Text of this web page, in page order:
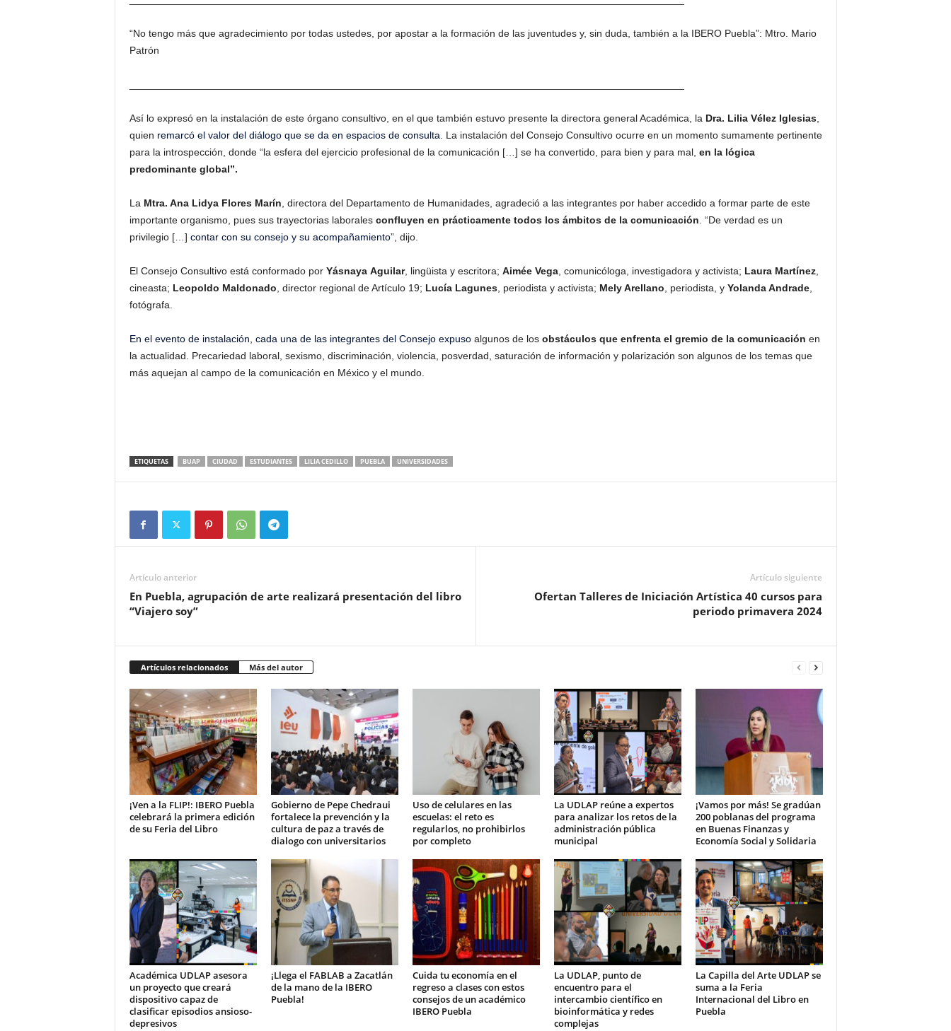
“No tengo más que agradecimiento por todas ustedes, por apostar a la formación de las juventudes y, sin duda, también a la IBERO Puebla”: Mtro. Mario
Patrón
Así lo expresó en la instalación de este órgano consultivo, en el que también estuvo presente la directora general Académica, la Dra. Lilia Vélez Iglesias,
quien remarcó el valor del diálogo que se da en espacios de consulta. La instalación del Consejo Consultivo ocurre en un momento sumamente pertinente
para la introspección, donde “la esfera del ejercicio profesional de la comunicación […] se ha convertido, para bien y para mal, en la lógica
predominante global”.
La Mtra. Ana Lidya Flores Marín, directora del Departamento de Humanidades, agradeció a las integrantes por haber accedido a formar parte de este
importante organismo, pues sus trayectorias laborales confluyen en prácticamente todos los ámbitos de la comunicación. “De verdad es un
privilegio […] contar con su consejo y su acompañamiento”, dijo.
El Consejo Consultivo está conformado por YásnayaAguilar, lingüista y escritora; AiméeVega, comunicóloga, investigadora y activista; Laura Martínez,
cineasta; Leopoldo Maldonado, director regional de Artículo 19; Lucía Lagunes, periodista y activista; Mely Arellano, periodista, y Yolanda Andrade,
fotógrafa.
En el evento de instalación, cada una de las integrantes del Consejo expusoalgunos de los obstáculos que enfrenta el gremio de la comunicación en
la actualidad. Precariedad laboral, sexismo, discriminación, violencia, posverdad, saturación de información y polarización son algunos de los temas que
más aquejan al campo de la comunicación en México y el mundo.
ETIQUETAS BUAP CIUDAD ESTUDIANTES LILIA CEDILLO PUEBLA UNIVERSIDADES
Artículo anterior
En Puebla, agrupación de arte realizará presentación del libro
“Viajero soy”
Artículo siguiente
Ofertan Talleres de Iniciación Artística 40 cursos para
periodo primavera 2024
Artículos relacionados Más del autor
¡Ven a la FLIP!: IBERO Puebla
celebrará la primera edición
de su Feria del Libro
Gobierno de Pepe Chedraui
fortalece la prevención y la
cultura de paz a través de
dialogo con universitarios
Uso de celulares en las
escuelas: el reto es
regularlos, no prohibirlos
por completo
La UDLAP reúne a expertos
para analizar los retos de la
administración pública
municipal
¡Vamos por más! Se gradúan
200 poblanas del programa
en Buenas Finanzas y
Economía Social y Solidaria
Académica UDLAP asesora
un proyecto que creará
dispositivo capaz de
clasificar episodios ansioso-
depresivos
¡Llega el FABLAB a Zacatlán
de la mano de la IBERO
Puebla!
Cuida tu economía en el
regreso a clases con estos
consejos de un académico
IBERO Puebla
La UDLAP, punto de
encuentro para el
intercambio científico en
bioinformática y redes
complejas
La Capilla del Arte UDLAP se
suma a la Feria
Internacional del Libro en
Puebla